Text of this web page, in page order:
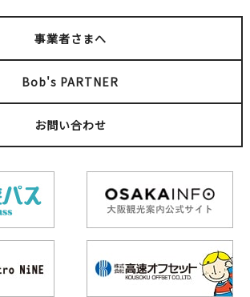
事業者さまへ
Bob's PARTNER
お問い合わせ